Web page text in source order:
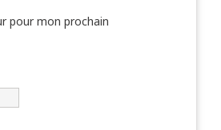
pour mon prochain